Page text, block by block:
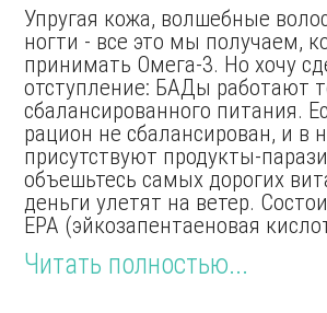
Упругая кожа, волшебные
ногти - все это мы получаем,
принимать Омега-3. Но хочу
отступление: БАДы работают
сбалансированного питания.
рацион не сбалансирован, и в
присутствуют продукты-
объешьтесь самых дорогих
деньги улетят на ветер.
EPA (эйкозапентаеновая
Читать полностью...